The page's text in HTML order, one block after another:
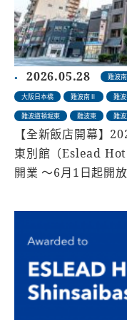
2026.05.28 難波
大阪日本橋 難波南Ⅱ 難
難波道頓堀東 難波東 難
【全新飯店開幕】
東別館（Eslead
開業 〜6月1日起開